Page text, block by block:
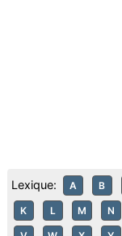
Lexique: A B
K L M N